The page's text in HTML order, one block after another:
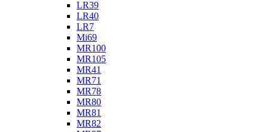
LR39
LR40
LR7
Mi69
MR100
MR105
MR41
MR71
MR78
MR80
MR81
MR82